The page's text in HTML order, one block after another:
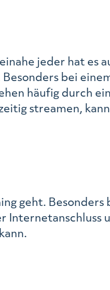
jeder hat es
bei
häufig durch
streamen,
geht. Besonders
Internetanschluss